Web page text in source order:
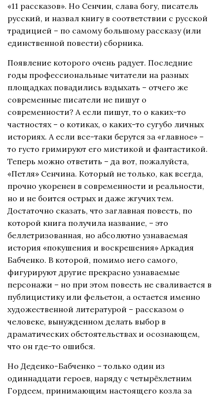
«11 рассказов». Но Сенчин, слава богу, писатель
русский, и назвал книгу в соответствии с русской
традицией – по самому большому рассказу (или
единственной повести) сборника.
Появление которого очень радует. Последние
годы профессиональные читатели на разных
площадках повадились вздыхать – отчего же
современные писатели не пишут о
современности? А если пишут, то о каких-то
частностях – о котиках, о каких-то сугубо личных
историях. А если все-таки берутся за «главное» –
то густо гримируют его мистикой и фантастикой.
Теперь можно ответить – да вот, пожалуйста,
«Петля» Сенчина. Который не только, как всегда,
прочно укоренен в современности и реальности,
но и не боится острых и даже жгучих тем.
Достаточно сказать, что заглавная повесть, по
которой книга получила название, – это
беллетризованная, но абсолютно узнаваемая
история «покушения и воскрешения» Аркадия
Бабченко. В которой, помимо него самого,
фигурируют другие прекрасно узнаваемые
персонажи – но при этом повесть не сваливается в
публицистику или фельетон, а остается именно
художественной литературой – рассказом о
человеке, вынужденном делать выбор в
драматических обстоятельствах и осознающем,
что он где-то ошибся.
Но Деденко-Бабченко – только один из
одиннадцати героев, наряду с четырёхлетним
Гордеем, принимающим настоящего козла за